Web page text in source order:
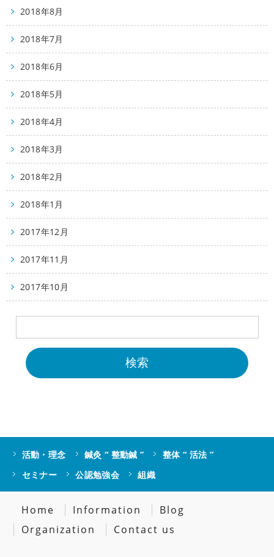
2018年8月
2018年7月
2018年6月
2018年5月
2018年4月
2018年3月
2018年2月
2018年1月
2017年12月
2017年11月
2017年10月
活動・理念 鍼灸 “ 整動鍼 ”
整体 “ 活法 ”
セミナー
公認勉強会 組織
Home Information
Blog
Organization
Contact us